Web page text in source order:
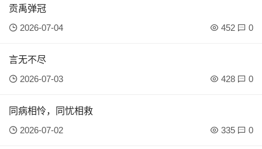
贡禹弹冠
2026-07-04
452 0
言无不尽
2026-07-03
428 0
同病相怜，同忧相救
2026-07-02
335 0